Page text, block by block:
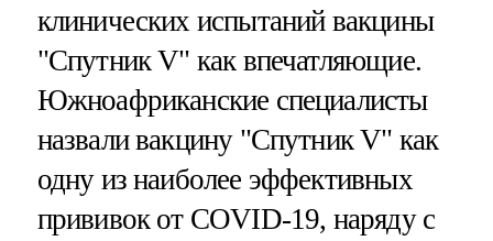
клинических испытаний вакцины
"Спутник V" как впечатляющие.
Южноафриканские специалисты
назвали вакцину "Спутник V" как
одну из наиболее эффективных
прививок от COVID-19, наряду с